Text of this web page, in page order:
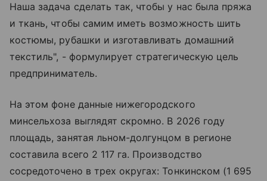
Наша задача сделать так, чтобы у нас была пряжа
и ткань, чтобы самим иметь возможность шить
костюмы, рубашки и изготавливать домашний
текстиль", - формулирует стратегическую цель
предприниматель.
На этом фоне данные нижегородского
минсельхоза выглядят скромно. В 2026 году
площадь, занятая льном-долгунцом в регионе
составила всего 2 117 га. Производство
сосредоточено в трех округах: Тонкинском (1 695